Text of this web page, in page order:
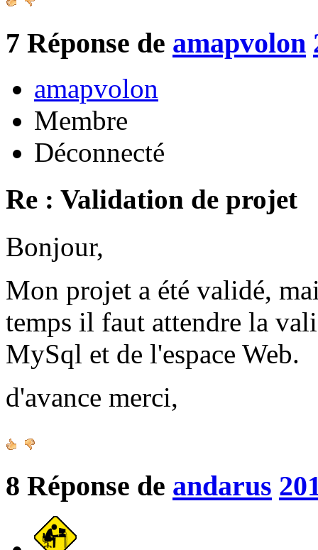
7 Réponse de amapvolon
amapvolon
Membre
Déconnecté
Re : Validation de projet
Bonjour,
Mon projet a été validé,
temps il faut attendre la
MySql et de l'espace Web.
d'avance merci,
8 Réponse de andarus